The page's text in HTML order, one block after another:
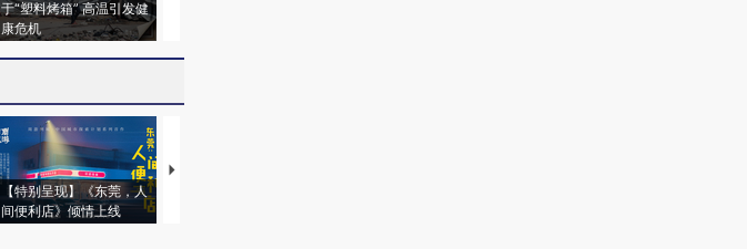
于“塑料烤箱” 高温引发健
康危机
【特别呈现】《东莞，人
间便利店》倾情上线
【推广】走进第四届链博